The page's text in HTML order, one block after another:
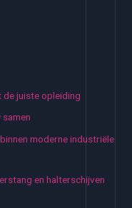
de juiste opleiding
moderne industriële
en halterschijven